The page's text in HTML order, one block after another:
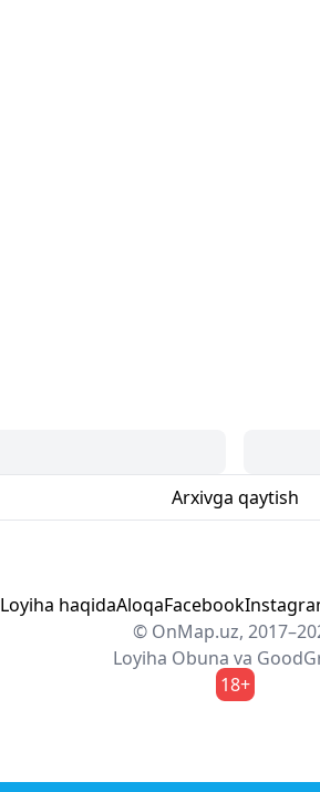
Arxivga qaytish
Loyiha haqidaAloqaFacebook
© OnMap.uz,
Loyiha Obuna va
18+